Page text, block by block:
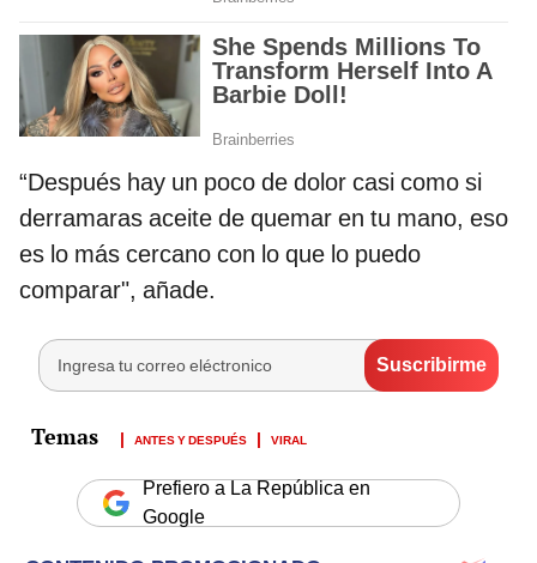
“Después hay un poco de dolor casi como si
derramaras aceite de quemar en tu mano, eso
es lo más cercano con lo que lo puedo
comparar", añade.
ANTES Y DESPUÉS VIRAL
Prefiero a La República en
Google